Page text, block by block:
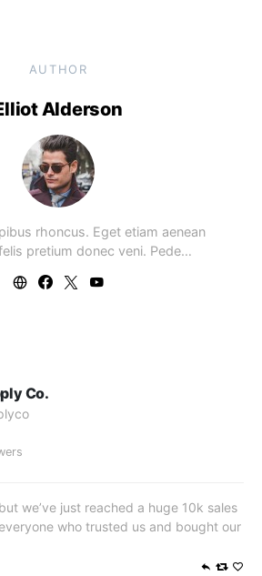
AUTHOR
Alderson
rhoncus. Eget etiam aenean
pretium donec veni. Pede…
Co.
we’ve just reached a huge 10k sales
who trusted us and bought our